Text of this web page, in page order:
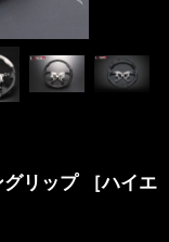
リップ ［ハイエ